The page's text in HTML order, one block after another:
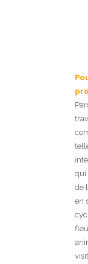
qui
de
en